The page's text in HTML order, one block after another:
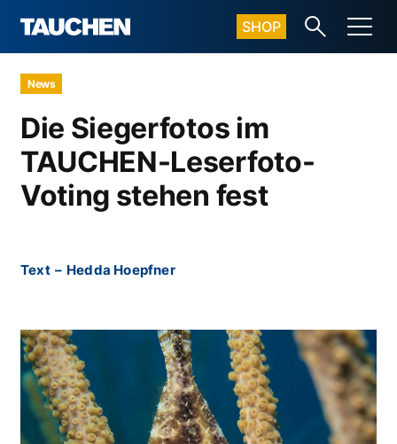
SHOP
News
Die Siegerfotos im
TAUCHEN-Leserfoto-
Voting stehen fest
Text – Hedda Hoepfner